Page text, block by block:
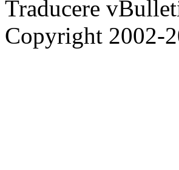
Traducere
Copyright 2002-